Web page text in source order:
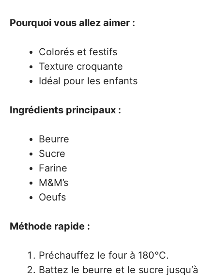
Pourquoi vous allez aimer :
Colorés et festifs
Texture croquante
Idéal pour les enfants
Ingrédients principaux :
Beurre
Sucre
Farine
M&M’s
Oeufs
Méthode rapide :
Préchauffez le four à 180°C.
Battez le beurre et le sucre jusqu’à